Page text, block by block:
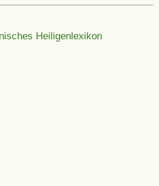
Heiligenlexikon